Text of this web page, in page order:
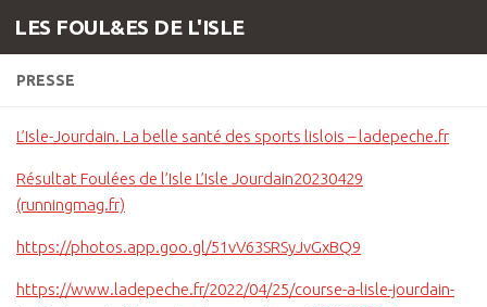
Skip to content
LES FOUL&ES DE L'ISLE
PRESSE
L’Isle-Jourdain. La belle santé des sports lislois – ladepeche.fr
Résultat Foulées de l’Isle L’Isle Jourdain20230429
(runningmag.fr)
https://photos.app.goo.gl/51vV63SRSyJvGxBQ9
https://www.ladepeche.fr/2022/04/25/course-a-lisle-jourdain-